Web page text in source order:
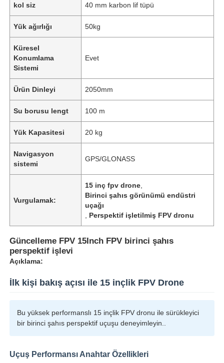
Ürünler
Hakkımızda
kol siz 40 mm karbon lif tüpü
Yük ağırlığı 50kg
Küresel
Konumlama
Sistemi
Evet
Ürün Dinleyi 2050mm
Su borusu lengt 100 m
Yük Kapasitesi 20 kg
Navigasyon
sistemi
GPS/GLONASS
Vurgulamak:
15 inç fpv drone
Birinci şahıs görünümü endüstri
uçağı
Perspektif işletilmiş FPV dronu
Güncelleme FPV 15Inch FPV birinci şahıs
perspektif işlevi
Açıklama:
İlk kişi bakış açısı ile 15 inçlik FPV Drone
Bu yüksek performanslı 15 inçlik FPV dronu ile sürükleyici
bir birinci şahıs perspektif uçuşu deneyimleyin..
Uçuş Performansı Anahtar Özellikleri